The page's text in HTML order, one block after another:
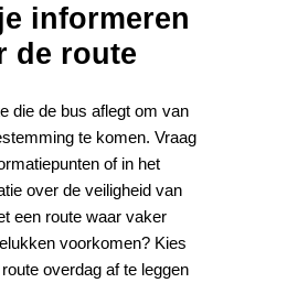
informeren
de route
die de bus aflegt om van
te komen. Vraag
of in het
over de veiligheid van
een route waar vaker
voorkomen? Kies
overdag af te leggen